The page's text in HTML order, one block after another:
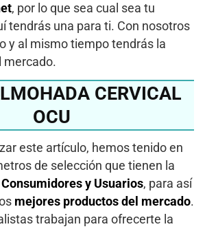
, por lo que sea cual sea tu
tendrás una para ti. Con nosotros
y al mismo tiempo tendrás la
mercado.
CERVICAL
OCU
este artículo, hemos tenido en
de selección que tienen la
y Usuarios, para así
mejores productos del mercado.
trabajan para ofrecerte la